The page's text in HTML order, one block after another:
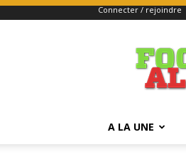
Connecter / rejoindre
A LA UNE